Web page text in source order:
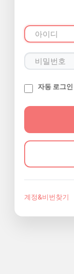
자동 로그인
계정&비번찾기